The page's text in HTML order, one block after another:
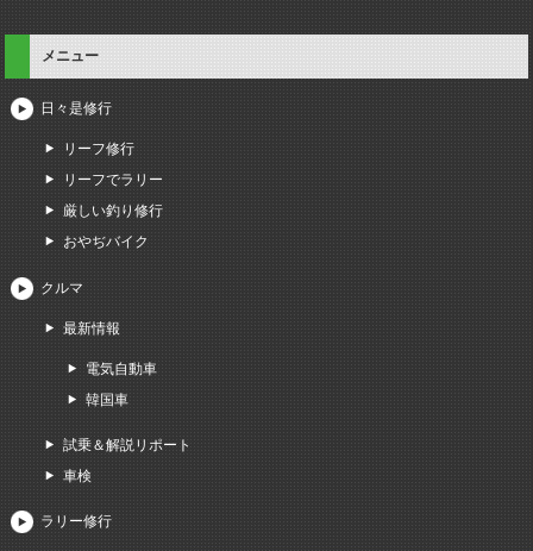
メニュー
日々是修行
リーフ修行
リーフでラリー
厳しい釣り修行
おやぢバイク
クルマ
最新情報
電気自動車
韓国車
試乗＆解説リポート
車検
ラリー修行